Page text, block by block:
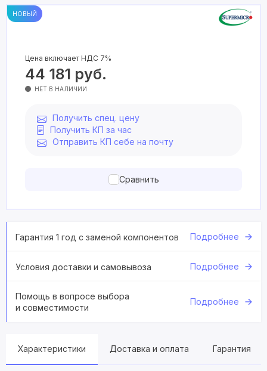
НОВЫЙ
Цена включает НДС 7%
44 181 руб.
НЕТ В НАЛИЧИИ
Получить спец. цену
Получить КП за час
Отправить КП себе на почту
Сравнить
Гарантия 1 год с заменой компонентов Подробнее
Условия доставки и самовывоза Подробнее
Помощь в вопросе выбора
и совместимости
Подробнее
Характеристики Доставка и оплата Гарантия